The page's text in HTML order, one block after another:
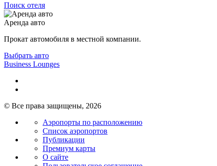
Поиск отеля
Аренда авто
Прокат автомобиля в местной компании.
Выбрать авто
Business Lounges
© Все права защищены, 2026
Аэропорты по расположению
Список аэропортов
Публикации
Премиум карты
О сайте